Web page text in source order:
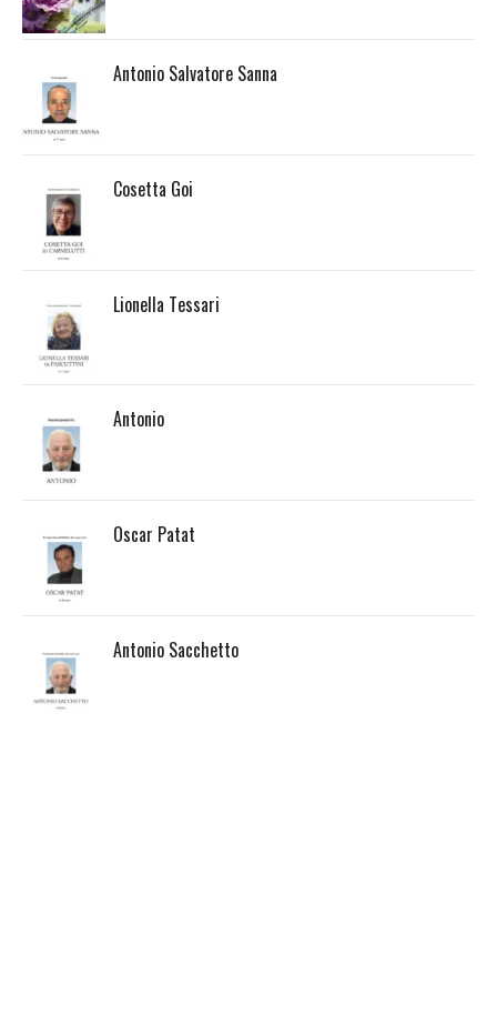
Antonio Salvatore Sanna
Cosetta Goi
Lionella Tessari
Antonio
Oscar Patat
Antonio Sacchetto